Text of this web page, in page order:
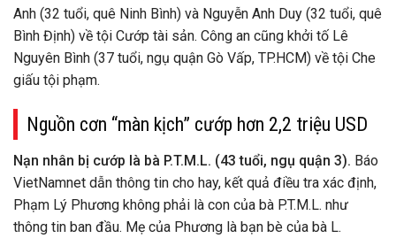
Anh (32 tuổi, quê Ninh Bình) và Nguyễn Anh Duy (32 tuổi, quê
Bình Định) về tội Cướp tài sản. Công an cũng khởi tố Lê
Nguyên Bình (37 tuổi, ngụ quận Gò Vấp, TP.HCM) về tội Che
giấu tội phạm.
Nguồn cơn “màn kịch” cướp hơn 2,2 triệu USD
Nạn nhân bị cướp là bà P.T.M.L. (43 tuổi, ngụ quận 3). Báo
VietNamnet dẫn thông tin cho hay, kết quả điều tra xác định,
Phạm Lý Phương không phải là con của bà P.T.M.L. như
thông tin ban đầu. Mẹ của Phương là bạn bè của bà L.